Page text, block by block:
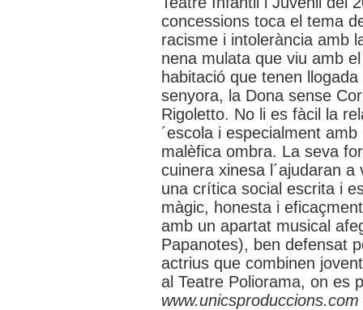
concessions toca el tema
racisme i intolerància amb
nena mulata que viu amb
habitació que tenen
senyora, la Dona sense
Rigoletto. No li es fàcil la
´escola i especialment
malèfica ombra. La seva
cuinera xinesa l´ajudaran
una crítica social escrita i
màgic, honesta i
amb un apartat musical
Papanotes), ben defensat
actrius que combinen
al Teatre Poliorama, on es
www.unicsproduccions.com